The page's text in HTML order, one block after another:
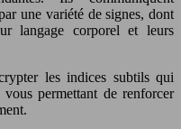
une variété de signes, dont
langage corporel et leurs
les indices subtils qui
permettant de renforcer